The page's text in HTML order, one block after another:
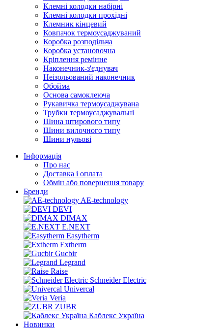
Клемні колодки набірні
Клемні колодки прохідні
Клемник кінцевий
Ковпачок термоусаджуваний
Коробка розподільча
Коробка установочна
Кріплення ремінне
Наконечник-з'єднувач
Неізольований наконечник
Обойма
Основа самоклеюча
Рукавичка термоусаджувана
Трубки термоусаджувальні
Шина штирового типу
Шини вилочного типу
Шини нульові
Інформація
Про нас
Доставка і оплата
Обмін або повернення товару
Бренди
AE-technology
DEVI
DIMAX
E.NEXT
Easytherm
Extherm
Gucbir
Legrand
Raise
Schneider Electric
Univercal
Veria
ZUBR
Каблекс Україна
Новинки